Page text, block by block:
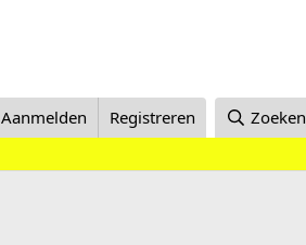
Aanmelden Registreren Zoeken